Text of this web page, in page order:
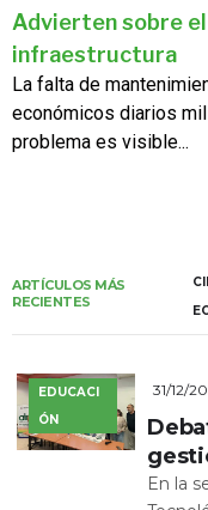
Advierten sobre
infraestructura
La falta de
económicos diarios
problema es visible...
ARTÍCULOS MÁS
RECIENTES
EDUCACI
ÓN
31/12/
En la